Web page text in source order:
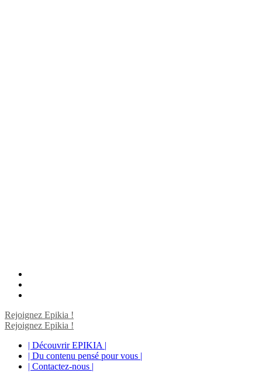
Rejoignez Epikia !
Rejoignez Epikia !
| Découvrir EPIKIA |
| Du contenu pensé pour vous |
| Contactez-nous |